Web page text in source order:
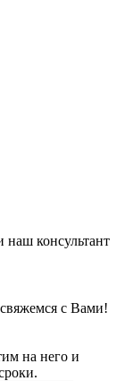
наш консультант
с Вами!
на него и